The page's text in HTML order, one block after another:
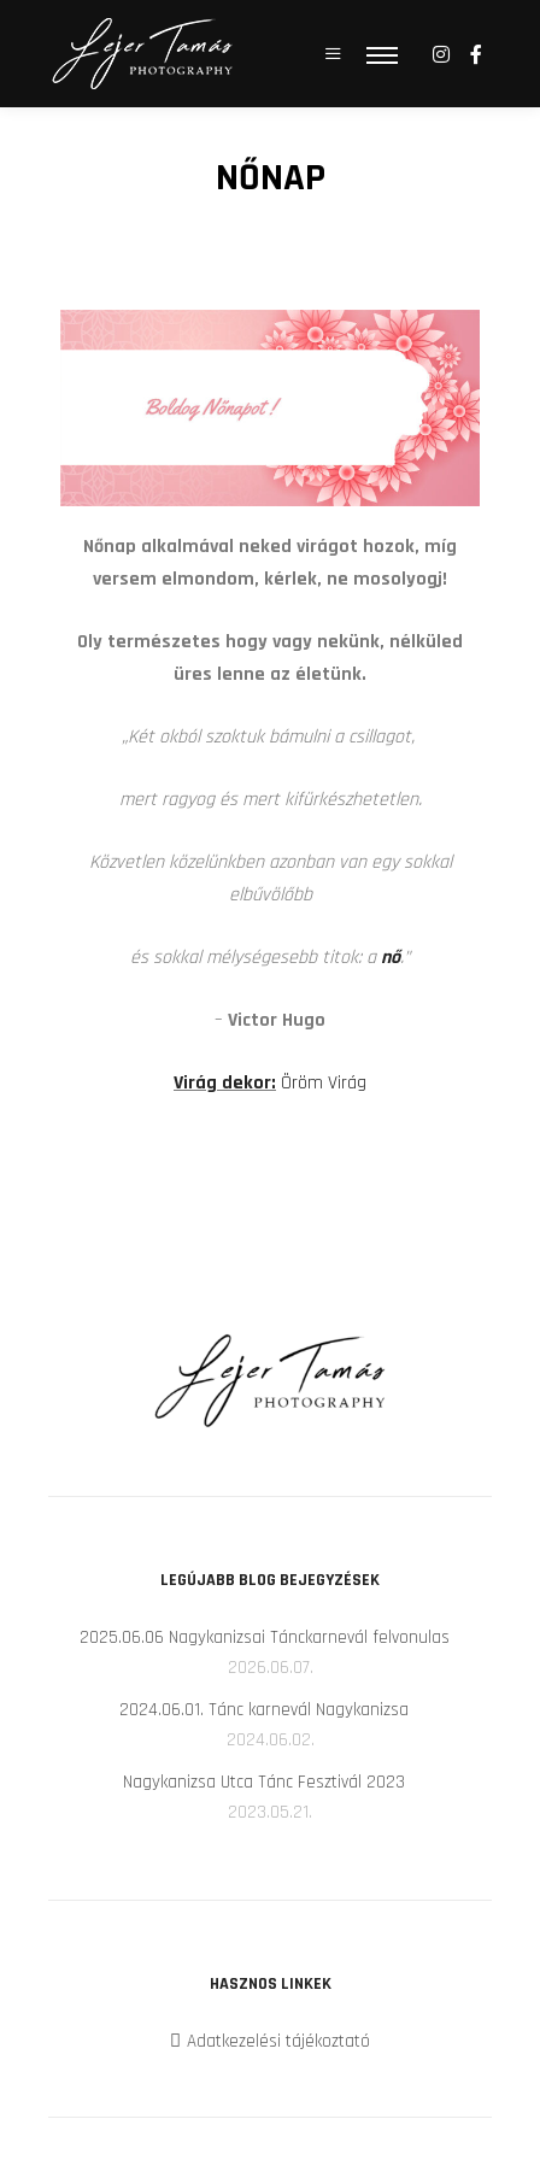
NŐNAP
Nőnap alkalmával neked virágot hozok, míg
versem elmondom, kérlek, ne mosolyogj!
Oly természetes hogy vagy nekünk, nélküled
üres lenne az életünk.
„Két okból szoktuk bámulni a csillagot,
mert ragyogés mert kifürkészhetetlen.
Közvetlen közelünkben azonban van egy sokkal
elbűvölőbb
és sokkal mélységesebb titok: anő.”
– Victor Hugo
Virág dekor: Öröm Virág
LEGÚJABB BLOG BEJEGYZÉSEK
2025.06.06 Nagykanizsai Tánckarnevál felvonulas
2026.06.07.
2024.06.01. Tánc karnevál Nagykanizsa
2024.06.02.
Nagykanizsa Utca Tánc Fesztivál 2023
2023.05.21.
HASZNOS LINKEK
Adatkezelési tájékoztató